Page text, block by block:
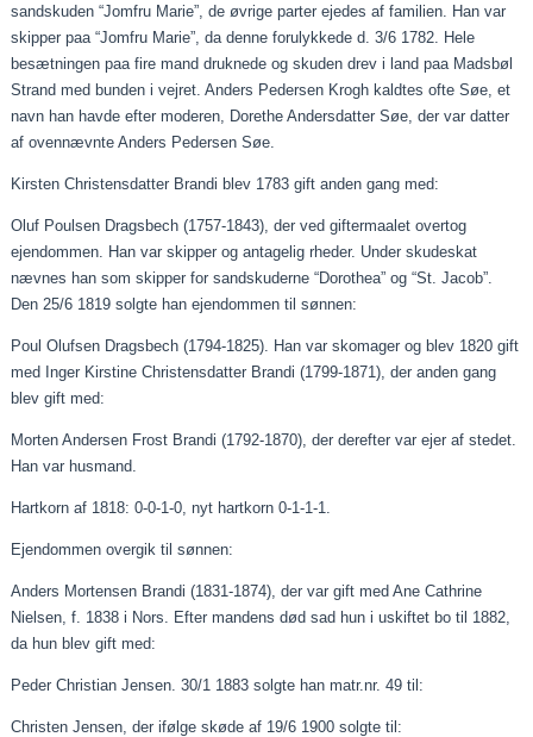
sandskuden “Jomfru Marie”, de øvrige parter ejedes af familien. Han var
skipperpaa “Jomfru Marie”, da denne forulykkede d. 3/6 1782. Hele
besætningenpaa fire mand druknede og skuden drev i landpaa Madsbøl
Strand med bunden i vejret. Anders Pedersen Krogh kaldtes ofte Søe, et
navn han havde efter moderen, Dorethe Andersdatter Søe, der var datter
af ovennævnte Anders Pedersen Søe.
Kirsten Christensdatter Brandi blev 1783 gift anden gang med:
Oluf Poulsen Dragsbech (1757-1843), der vedgiftermaalet overtog
ejendommen. Han var skipper og antageligrheder. Under skudeskat
nævnes han som skipper for sandskuderne “Dorothea” og “St. Jacob”.
Den 25/6 1819 solgte han ejendommen til sønnen:
Poul Olufsen Dragsbech (1794-1825). Han var skomager og blev 1820 gift
med Inger Kirstine Christensdatter Brandi (1799-1871), der anden gang
blev gift med:
Morten Andersen Frost Brandi (1792-1870), der derefter var ejer af stedet.
Han var husmand.
Hartkorn af 1818: 0-0-1-0, nyt hartkorn 0-1-1-1.
Ejendommen overgik til sønnen:
Anders Mortensen Brandi (1831-1874), der var gift med Ane Cathrine
Nielsen, f. 1838 i Nors. Efter mandens død sad hun i uskiftet bo til 1882,
da hun blev gift med:
Peder Christian Jensen. 30/1 1883 solgte han matr.nr. 49 til:
Christen Jensen, der ifølge skøde af 19/6 1900 solgte til: